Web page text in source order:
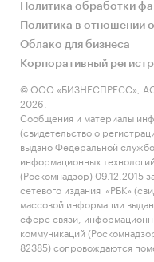
[1]Покупателем
продукт хотя бы 1
месяцев
продукт хотя бы 1
месяцев
Категории: Россия
Кухонная мебель
Диваны
Потребительские
Политика обработки
Политика в отношении
Облако для бизнеса
Корпоративный
© ООО «БИЗНЕСПРЕСС»,
2026.
Сообщения и материалы
(свидетельство о
выдано Федеральной
информационных
(Роскомнадзор)
сетевого издания «РБК»
массовой информации
сфере связи,
коммуникаций
82385) сопровождаются